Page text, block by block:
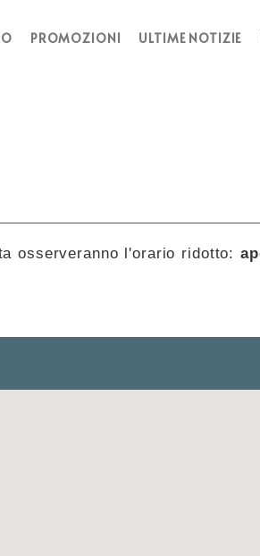
PROMOZIONI ULTIME NOTIZIE
osserveranno l'orario ridotto: